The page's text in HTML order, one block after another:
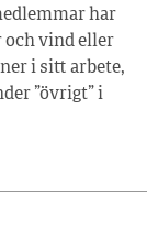
har
och vind eller
i sitt arbete,
”övrigt” i